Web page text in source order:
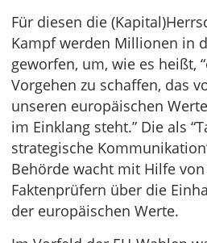
Für diesen die
Kampf werden Millionen in
geworfen, um, wie es heißt,
Vorgehen zu schaffen, das
unseren europäischen
im Einklang steht.” Die als
strategische
Behörde wacht mit Hilfe
Faktenprüfern über die
der europäischen Werte.